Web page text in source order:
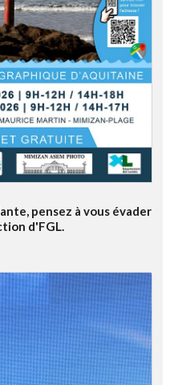
pensez à vous évader
d'FGL.